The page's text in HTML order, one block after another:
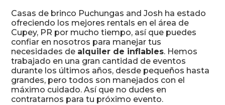
Casas de brinco Puchungas and Josh ha estado
ofreciendo los mejores rentals en el área de
Cupey, PR por mucho tiempo, así que puedes
confiar en nosotros para manejar tus
necesidades de alquiler de inflables. Hemos
trabajado en una gran cantidad de eventos
durante los últimos años, desde pequeños hasta
grandes, pero todos son manejados con el
máximo cuidado. Así que no dudes en
contratarnos para tu próximo evento.